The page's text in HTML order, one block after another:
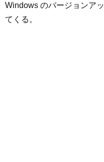
Windows のバージョンア
てくる。